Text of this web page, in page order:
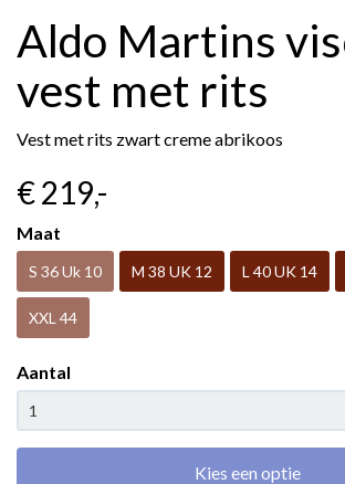
Aldo Martins
vest met rits
Vest met rits zwart creme abrikoos
€ 219,-
Maat
S 36 Uk 10 M 38 UK 12 L 40 UK 14
XXL 44
Aantal
Kies een optie